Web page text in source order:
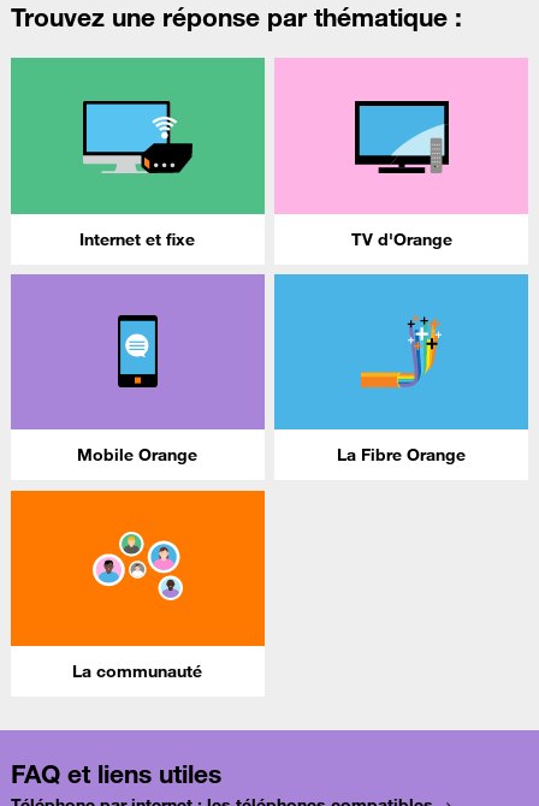
Trouvez une réponse par thématique :
Internet et fixe TV d'Orange
Mobile Orange La Fibre Orange
La communauté
FAQ et liens utiles